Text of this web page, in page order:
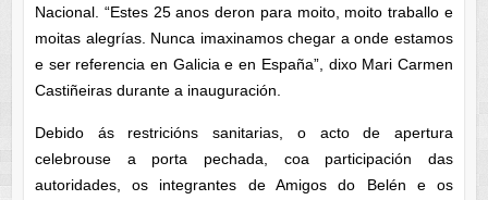
Nacional. “Estes 25 anos deron para moito, moito traballo e
moitas alegrías. Nunca imaxinamos chegar a onde estamos
e ser referencia en Galicia e en España”, dixo Mari Carmen
Castiñeiras durante a inauguración.
Debido ás restricións sanitarias, o acto de apertura
celebrouse a porta pechada, coa participación das
autoridades, os integrantes de Amigos do Belén e os